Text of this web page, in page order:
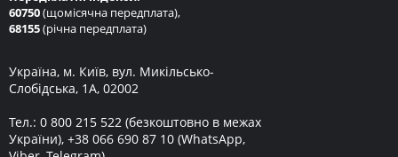
60750(щомісячна передплата),
68155(річна передплата)
Україна, м. Київ, вул. Микільсько-
Слобідська, 1А, 02002
Тел.: 0 800 215 522 (безкоштовно в межах
України), +38 066 690 87 10 (WhatsApp,